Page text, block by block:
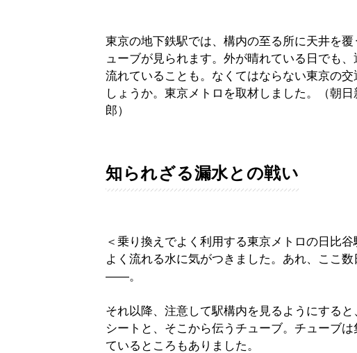
東京の地下鉄駅では、構内の至る所に天井を
ューブが見られます。外が晴れている日でも
流れていることも。なくてはならない東京の
しょうか。東京メトロを取材しました。（朝
郎）
知られざる漏水との戦い
＜乗り換えでよく利用する東京メトロの日比
よく流れる水に気がつきました。あれ、ここ
――。
それ以降、注意して駅構内を見るようにする
シートと、そこから伝うチューブ。チューブ
ているところもありました。